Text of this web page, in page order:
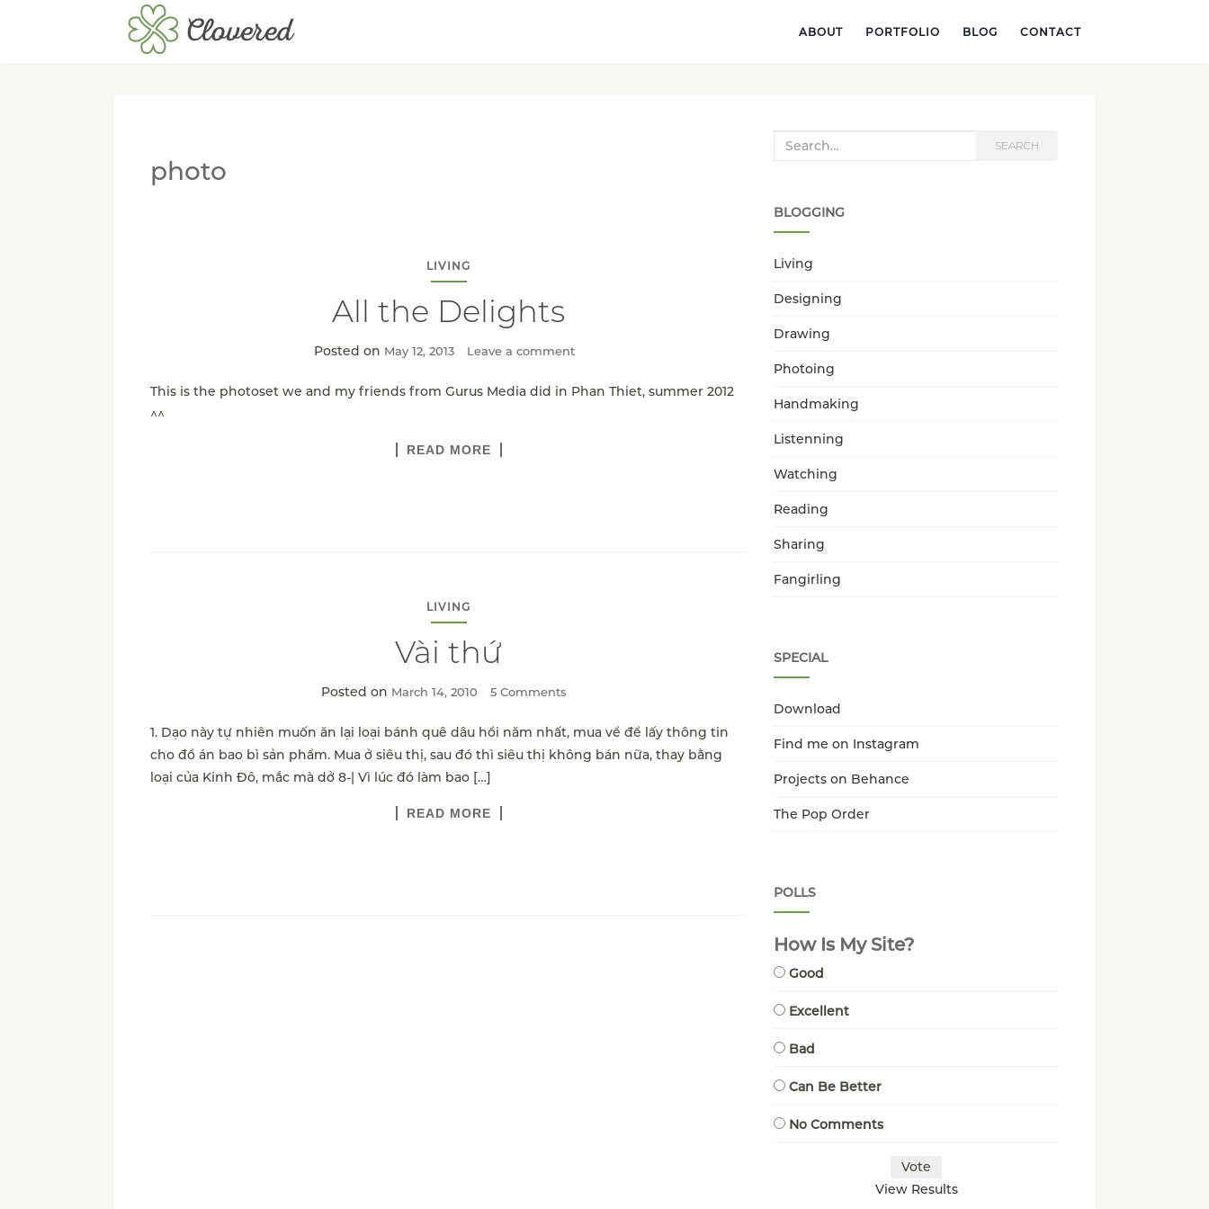
ABOUT PORTFOLIO BLOG CONTACT
photo
LIVING
All the Delights
Posted on May 12, 2013 Leave a comment
This is the photoset we and my friends from Gurus Media did in Phan Thiet, summer 2012
^^
READ MORE
LIVING
Vài thứ
Posted on March 14, 2010 5 Comments
1. Dạo này tự nhiên muốn ăn lại loại bánh quê dâu hồi năm nhất, mua về để lấy thông tin
cho đồ án bao bì sản phẩm. Mua ở siêu thị, sau đó thì siêu thị không bán nữa, thay bằng
loại của Kinh Đô, mắc mà dở 8-| Vì lúc đó làm bao […]
READ MORE
Search for: SEARCH
BLOGGING
Living
Designing
Drawing
Photoing
Handmaking
Listenning
Watching
Reading
Sharing
Fangirling
SPECIAL
Download
Find me on Instagram
Projects on Behance
The Pop Order
POLLS
How Is My Site?
Good
Excellent
Bad
Can Be Better
No Comments
View Results